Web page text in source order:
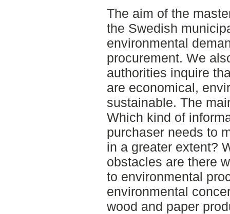
The aim of the
the Swedish
environmental
procurement. We
authorities inquire
are economical,
sustainable. The
Which kind of
purchaser needs to
in a greater extent?
obstacles are there
to environmental
environmental
wood and paper